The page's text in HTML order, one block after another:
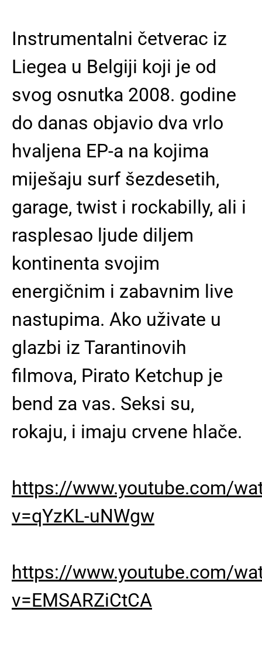
Instrumentalni četverac iz
Liegea u Belgiji koji je od
svog osnutka 2008. godine
do danas objavio dva vrlo
hvaljena EP-a na kojima
miješaju surf šezdesetih,
garage, twist i rockabilly, ali i
rasplesao ljude diljem
kontinenta svojim
energičnim i zabavnim live
nastupima. Ako uživate u
glazbi iz Tarantinovih
filmova, Pirato Ketchup je
bend za vas. Seksi su,
rokaju, i imaju crvene hlače.
https://www.youtube.com/
v=qYzKL-uNWgw
https://www.youtube.com/
v=EMSARZiCtCA